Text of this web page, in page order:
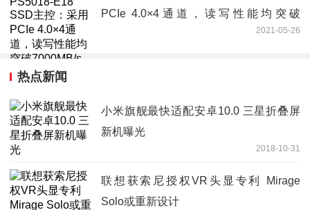
PCIe 4.0×4通道，读写性能均突破
2021-05-26
热点新闻
小米旗舰最快适配安卓10.0 三星折叠屏
新机曝光
2018-10-31
联想获索尼授权VR头显专利 Mirage
Solo或重新设计